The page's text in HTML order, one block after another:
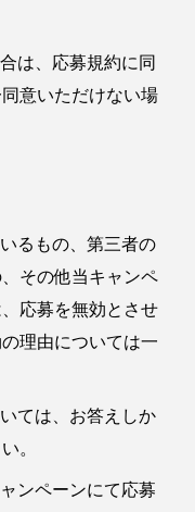
は、応募規約に同
意いただけない場
るもの、第三者の
その他当キャンペ
応募を無効とさせ
理由については一
ては、お答えしか
。
ンペーンにて応募